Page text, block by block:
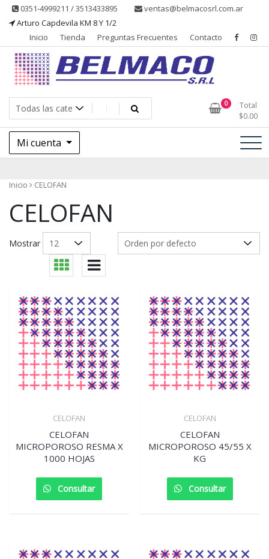
Saltar0351-4999211 / 3513433895
ventas@belmacosrl.com.ar
Arturo Capdevila KM 8 Y 1/2
Inicio
Tienda Preguntas Frecuentes Contacto
Belmaco SRL – Aditivos
Belmaco SRL, Somos una empresa, dedicada a la fabricación,
comercialización y asesoramiento de productos para la industria
alimentaria
0
Total
$0.00
Mi cuenta
Inicio CELOFAN
CELOFAN
Mostrar
CELOFAN
CELOFAN
MICROPOROSO RESMA X
1000 HOJAS
Consultar
CELOFAN
CELOFAN
MICROPOROSO 45/55 X
KG
Consultar